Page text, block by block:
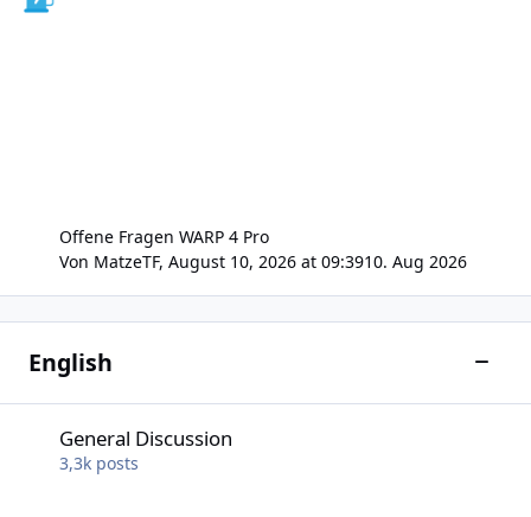
Offene Fragen WARP 4 Pro
Von MatzeTF,August 10, 2026 at 09:3910. Aug 2026
English
General Discussion
3,3k posts